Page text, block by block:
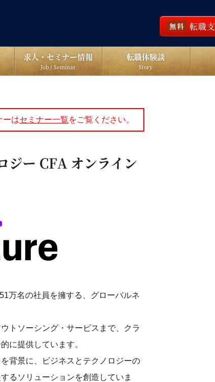
無料 転職
求人・セミナー情報
Job / Seminar
転職体験談
Story
ーはセミナー一覧をご覧ください。
ジー CFA オンライン
万名の社員を擁する、グローバルネ
トソーシング・サービスまで、クラ
に提供しています。
背景に、ビジネスとテクノロジーの
るソリューションを創造していま